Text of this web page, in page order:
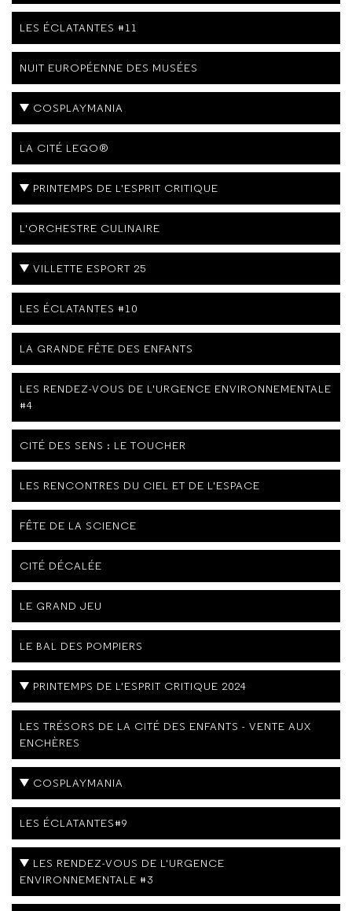
LES ÉCLATANTES #11
NUIT EUROPÉENNE DES MUSÉES
COSPLAYMANIA
LA CITÉ LEGO®
PRINTEMPS DE L'ESPRIT CRITIQUE
L'ORCHESTRE CULINAIRE
VILLETTE ESPORT 25
LES ÉCLATANTES #10
LA GRANDE FÊTE DES ENFANTS
LES RENDEZ-VOUS DE L'URGENCE ENVIRONNEMENTALE
#4
CITÉ DES SENS : LE TOUCHER
LES RENCONTRES DU CIEL ET DE L'ESPACE
FÊTE DE LA SCIENCE
CITÉ DÉCALÉE
LE GRAND JEU
LE BAL DES POMPIERS
PRINTEMPS DE L'ESPRIT CRITIQUE 2024
LES TRÉSORS DE LA CITÉ DES ENFANTS - VENTE AUX
ENCHÈRES
COSPLAYMANIA
LES ÉCLATANTES#9
LES RENDEZ-VOUS DE L'URGENCE
ENVIRONNEMENTALE #3